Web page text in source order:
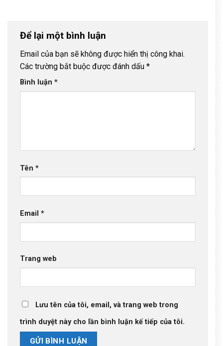
Để lại một bình luận
Email của bạn sẽ không được hiển thị công khai.
Các trường bắt buộc được đánh dấu *
Bình luận *
Tên *
Email *
Trang web
Lưu tên của tôi, email, và trang web trong
trình duyệt này cho lần bình luận kế tiếp của tôi.